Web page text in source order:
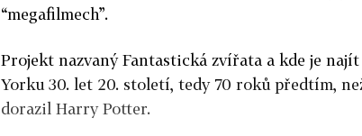
“megafilmech”.
Projekt nazvaný Fantastická zvířata a kde je
Yorku 30. let 20. století, tedy 70 roků předtím,
dorazil Harry Potter.